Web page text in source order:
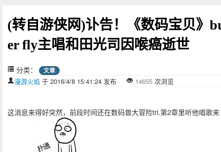
(转自游侠网)讣告！《数码宝贝》
er fly主唱和田光司因喉癌逝世
分类： 文章
漫游火焰 于 2016/4/8 15:41:24 发布 14655 次浏览
这消息来得好突然，前段时间还在数码兽大冒险tri.第2章里听他唱歌来